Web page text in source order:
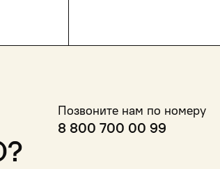
Позвоните нам по номеру
8 800 700 00 99